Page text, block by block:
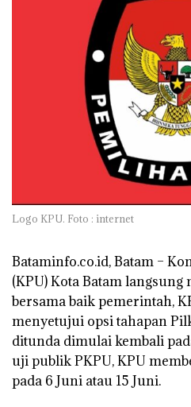
Logo KPU. Foto : internet
Bataminfo.co.id, Batam –
(KPU) Kota Batam
bersama baik pemerintah,
menyetujui opsi tahapan
ditunda dimulai kembali
uji publik PKPU, KPU
pada 6 Juni atau 15 Juni.